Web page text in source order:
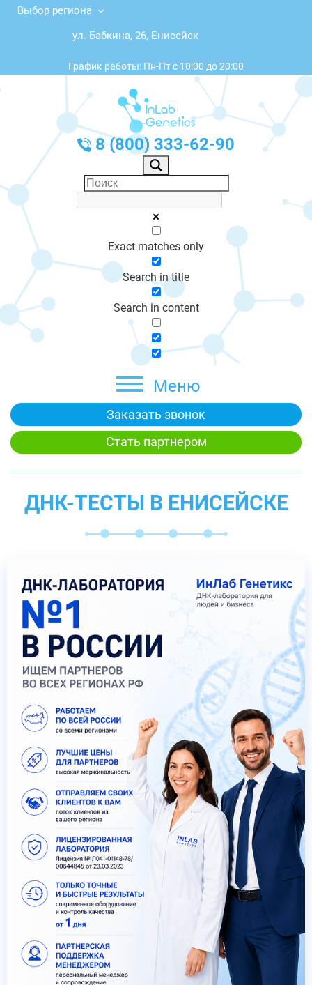
Выбор региона
ул. Бабкина, 26, Енисейск
График работы: Пн-Пт с 10:00 до 20:00
8 (800) 333-62-90
Exact matches only
Search in title
Search in content
Меню
Заказать звонок
Стать партнером
ДНК-ТЕСТЫ В ЕНИСЕЙСКЕ